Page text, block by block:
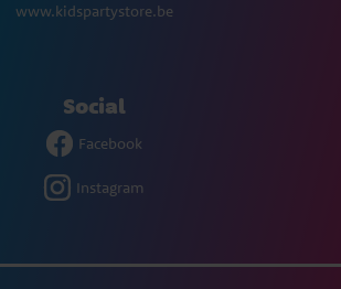
www.kidspartystore.be
Social
Facebook
Instagram